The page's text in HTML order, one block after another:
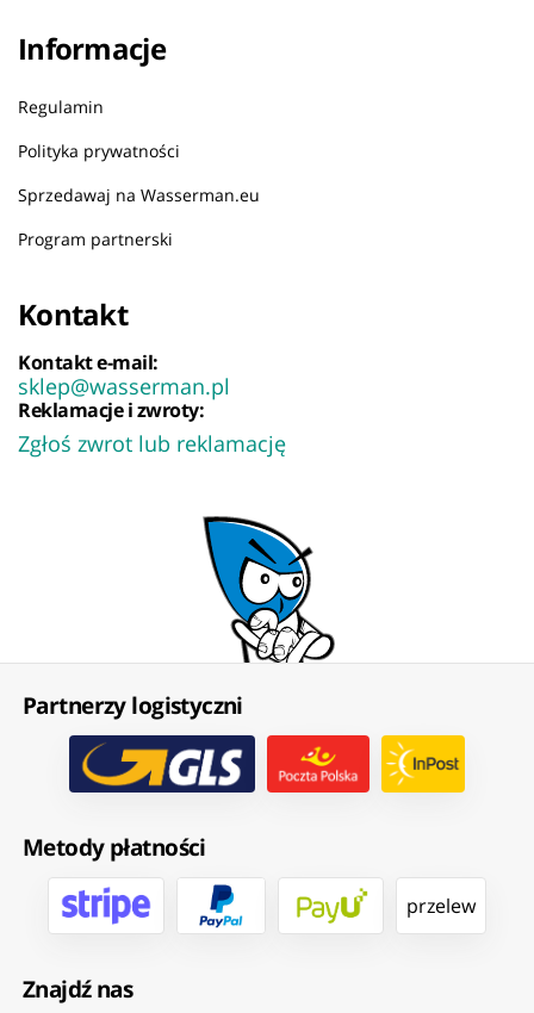
Informacje
Regulamin
Polityka prywatności
Sprzedawaj na Wasserman.eu
Program partnerski
Kontakt
Kontakt e-mail:
sklep@wasserman.pl
Reklamacje i zwroty:
Zgłoś zwrot lub reklamację
Partnerzy logistyczni
Metody płatności
przelew
Znajdź nas